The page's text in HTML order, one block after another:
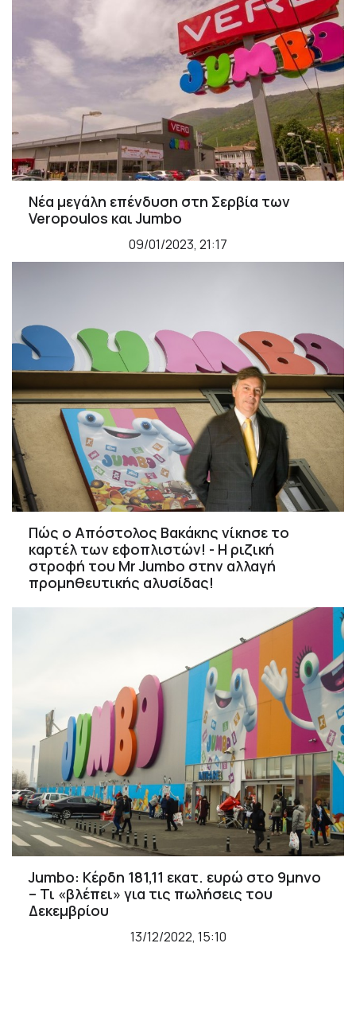
Νέα μεγάλη επένδυση στη Σερβία των
Veropoulos και Jumbo
09/01/2023, 21:17
Πώς ο Απόστολος Βακάκης νίκησε το
καρτέλ των εφοπλιστών! - Η ριζική
στροφή του Mr Jumbo στην αλλαγή
προμηθευτικής αλυσίδας!
Jumbo: Κέρδη 181,11 εκατ. ευρώ στο 9μηνο
– Τι «βλέπει» για τις πωλήσεις του
Δεκεμβρίου
13/12/2022, 15:10